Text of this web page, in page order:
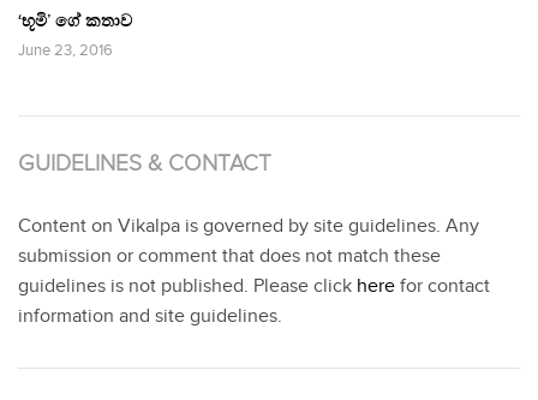
‘භූමි’ ගේ කතාව
June 23, 2016
GUIDELINES & CONTACT
Content on Vikalpa is governed by site guidelines. Any
submission or comment that does not match these
guidelines is not published. Please click here for contact
information and site guidelines.